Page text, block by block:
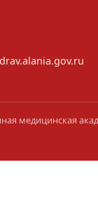
медицинская